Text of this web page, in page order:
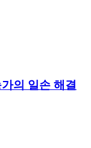
의 일손 해결